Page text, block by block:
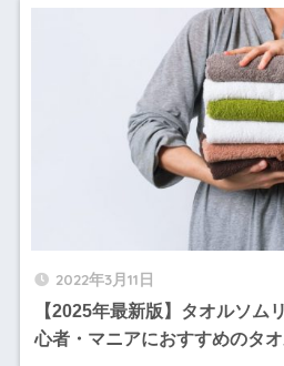
2022年3月11日
【2025年最新版】タオルソム
心者・マニアにおすすめのタ